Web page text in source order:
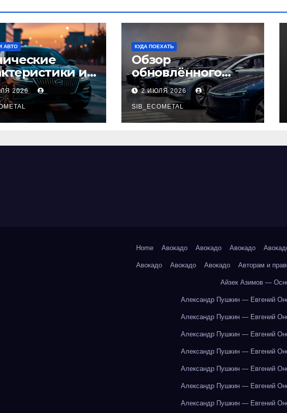
АВТО
и
GAC
2026
КУДА ПОЕХАТЬ
Обзор
обновлённого
модельного ряда
легковых
автомобилей 2026
года
2 ИЮЛЯ 2026
SIB_ECOMETAL
Home Авокадо Авокадо Авокадо
Авокадо Авокадо Авокадо Авторам и
Айзек Азимов —
Александр Пушкин — Евгений
Александр Пушкин — Евгений
Александр Пушкин — Евгений
Александр Пушкин — Евгений
Александр Пушкин — Евгений
Александр Пушкин — Евгений
Александр Пушкин — Евгений